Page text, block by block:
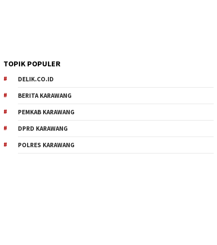
TOPIK POPULER
DELIK.CO.ID
BERITA KARAWANG
PEMKAB KARAWANG
DPRD KARAWANG
POLRES KARAWANG